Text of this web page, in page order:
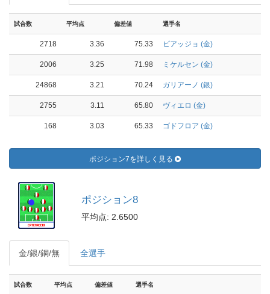
試合数 平均点 偏差値 選手名
2718 3.36 75.33 ビアッジョ (金)
2006 3.25 71.98 ミケルセン (金)
24868 3.21 70.24 ガリアーノ (銀)
2755 3.11 65.80 ヴィエロ (金)
168 3.03 65.33 ゴドフロア (金)
ポジション7を詳しく見る
ポジション8
平均点: 2.6500
金/銀/銅/無 全選手
試合数 平均点 偏差値 選手名